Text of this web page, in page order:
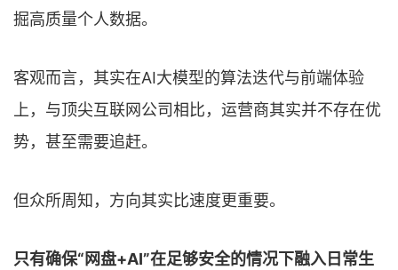
掘高质量个人数据。
客观而言，其实在AI大模型的算法迭代与前端体验
上，与顶尖互联网公司相比，运营商其实并不存在优
势，甚至需要追赶。
但众所周知，方向其实比速度更重要。
只有确保“网盘+AI”在足够安全的情况下融入日常生